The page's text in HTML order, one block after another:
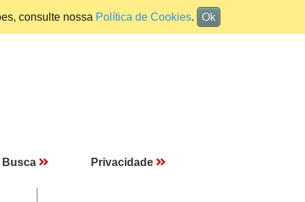
consulte nossa Política de Cookies. Ok
Busca Privacidade